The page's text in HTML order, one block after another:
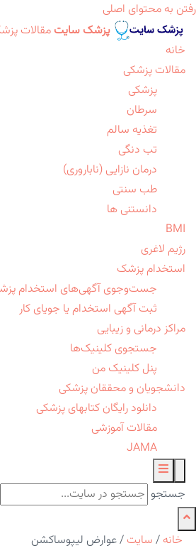
رفتن به محتوای اصلی
پزشک سایت مقالات
خانه
مقالات پزشکی
پزشکی
سرطان
تغذیه سالم
تب دنگی
درمان نازایی (ناباروری)
طب سنتی
دانستنی ها
BMI
رژیم لاغری
استخدام پزشک
جست‌وجوی آگهی‌های استخدام
ثبت آگهی استخدام یا جویای کار
مراکز درمانی و زیبایی
جستجوی کلینیک‌ها
پنل کلینیک من
دانشجویان و محققان پزشکی
دانلود رایگان کتابهای پزشکی
مقالات آموزشی
JAMA
جستجو
خانه / سایت /عوارض لیپوساکشن